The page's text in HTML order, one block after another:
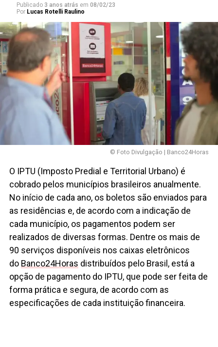
Publicado 3 anos atrás em 08/02/23
Por Lucas Rotelli Raulino
© Foto Divulgação | Banco24Horas
O IPTU (Imposto Predial e Territorial Urbano) é
cobrado pelos municípios brasileiros anualmente.
No início de cada ano, os boletos são enviados para
as residências e, de acordo com a indicação de
cada município, os pagamentos podem ser
realizados de diversas formas. Dentre os mais de
90 serviços disponíveis nos caixas eletrônicos
do Banco24Horas distribuídos pelo Brasil, está a
opção de pagamento do IPTU, que pode ser feita de
forma prática e segura, de acordo com as
especificações de cada instituição financeira.